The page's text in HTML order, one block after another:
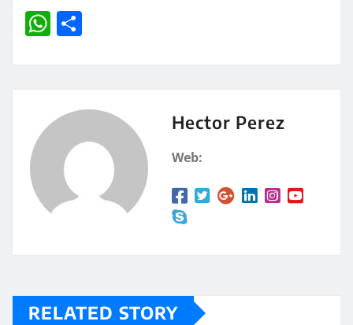
W
A
p
rt
Hector Perez
Web:
RELATED STORY